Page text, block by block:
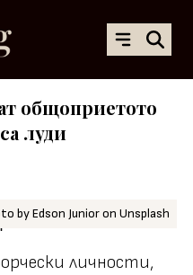
общоприетото
луди
by Edson Junior on Unsplash
личности,